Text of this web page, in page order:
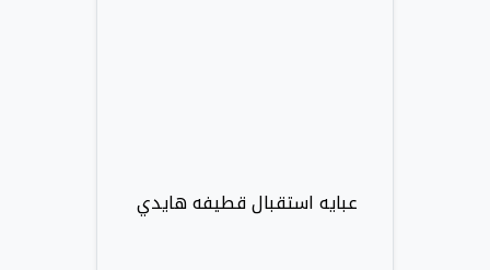
عبايه استقبال قطيفه هايدي